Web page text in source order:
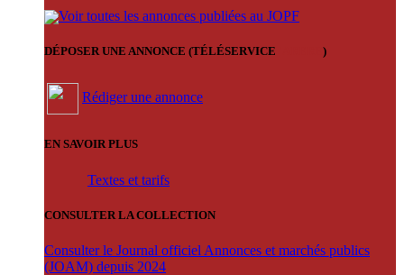
Voir toutes les annonces publiées au JOPF
DÉPOSER UNE ANNONCE (TÉLÉSERVICE )
Rédiger une annonce
EN SAVOIR PLUS
Textes et tarifs
CONSULTER LA COLLECTION
Consulter le Journal officiel Annonces et marchés publics
(JOAM) depuis 2024